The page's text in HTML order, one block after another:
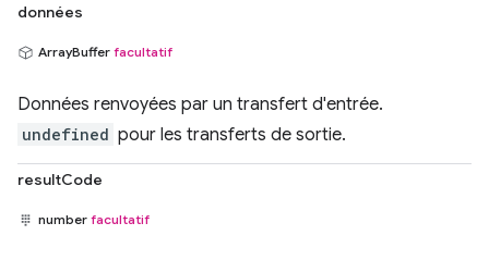
données
ArrayBuffer facultatif
Données renvoyées par un transfert d'entrée.
undefined pour les transferts de sortie.
resultCode
number facultatif